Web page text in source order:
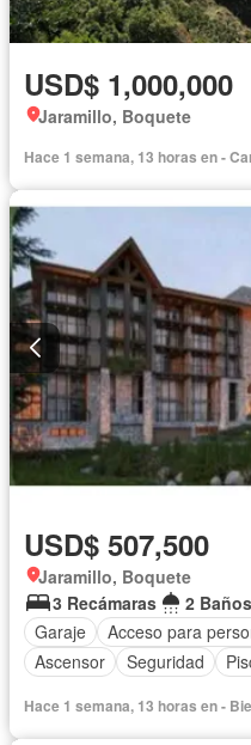
USD$ 1,000,000
Jaramillo, Boquete
Hace 1 semana, 13 horas en -
USD$ 507,500
Jaramillo, Boquete
3 Recámaras
2 Baños
Garaje
Acceso para
Ascensor
Seguridad
Hace 1 semana, 13 horas en -